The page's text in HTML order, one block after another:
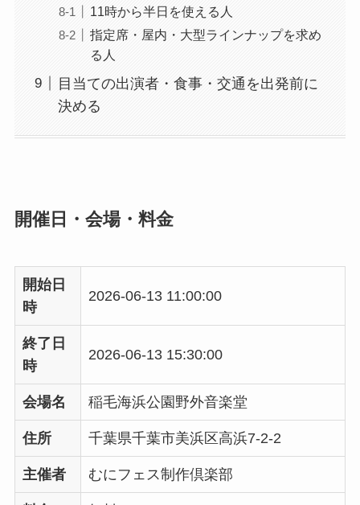
11時から半日を使える人
指定席・屋内・大型ラインナップを求め
る人
目当ての出演者・食事・交通を出発前に
決める
開催日・会場・料金
開始日
時
2026-06-13 11:00:00
終了日
時
2026-06-13 15:30:00
会場名 稲毛海浜公園野外音楽堂
住所 千葉県千葉市美浜区高浜7-2-2
主催者 むにフェス制作倶楽部